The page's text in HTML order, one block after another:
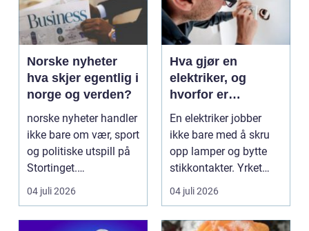
Norske nyheter
hva skjer egentlig i
norge og verden?
norske nyheter handler
ikke bare om vær, sport
og politiske utspill på
Stortinget.
Nyhetsbildet form...
04 juli 2026
Hva gjør en
elektriker, og
hvorfor er
fagkunnskap så
viktig?
En elektriker jobber
ikke bare med å skru
opp lamper og bytte
stikkontakter. Yrket
handler om sikker...
04 juli 2026